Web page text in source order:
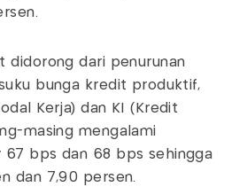
didorong dari penurunan
bunga kredit produktif,
Kerja) dan KI (Kredit
masing mengalami
67 bps dan 68 bps sehingga
dan 7,90 persen.